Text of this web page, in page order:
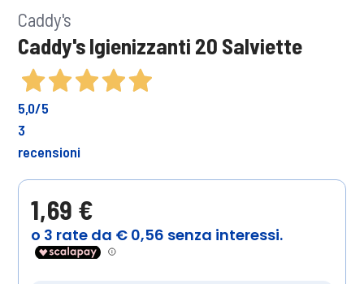
Caddy's
Caddy's Igienizzanti 20 Salviette
5,0/5
3
recensioni
1,69 €